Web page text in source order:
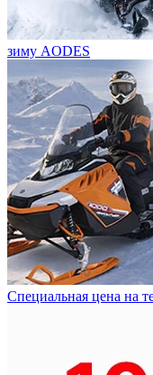
зиму AODES
Специальная цена на